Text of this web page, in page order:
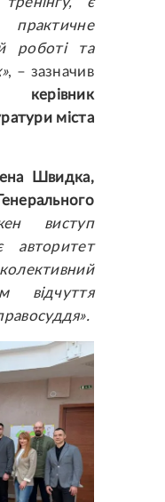
роботі та
, – зазначив
міста
Швидка,
виступ
авторитет
відчуття